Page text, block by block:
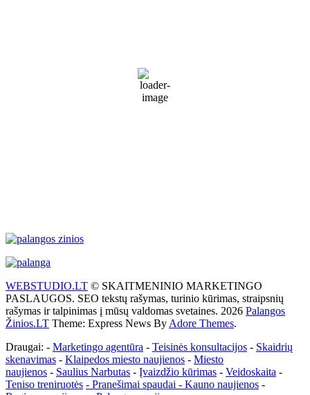
71 %
WEBSTUDIO.LT © SKAITMENINIO MARKETINGO
PASLAUGOS. SEO tekstų rašymas, turinio kūrimas, straipsnių
rašymas ir talpinimas į mūsų valdomas svetaines. 2026 Palangos
Žinios.LT Theme: Express News By Adore Themes.
Draugai: - Marketingo agentūra - Teisinės konsultacijos - Skaidrių
skenavimas - Klaipedos miesto naujienos - Miesto
naujienos - Saulius Narbutas - Įvaizdžio kūrimas - Veidoskaita -
Teniso treniruotės - Pranešimai spaudai - Kauno naujienos -